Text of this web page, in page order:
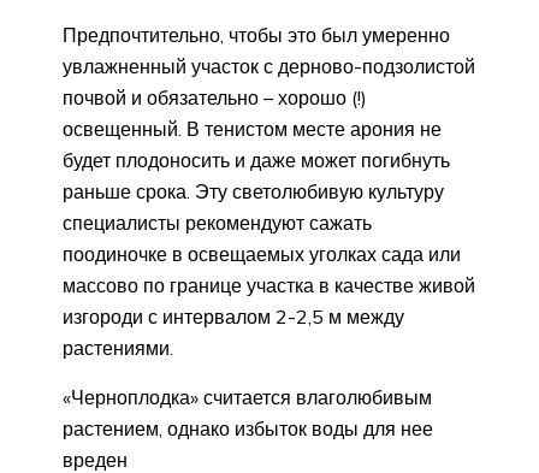
Предпочтительно, чтобы это был умеренно
увлажненный участок с дерново-подзолистой
почвой и обязательно – хорошо (!)
освещенный. В тенистом месте арония не
будет плодоносить и даже может погибнуть
раньше срока. Эту светолюбивую культуру
специалисты рекомендуют сажать
поодиночке в освещаемых уголках сада или
массово по границе участка в качестве живой
изгороди с интервалом 2-2,5 м между
растениями.
«Черноплодка» считается влаголюбивым
растением, однако избыток воды для нее
вреден